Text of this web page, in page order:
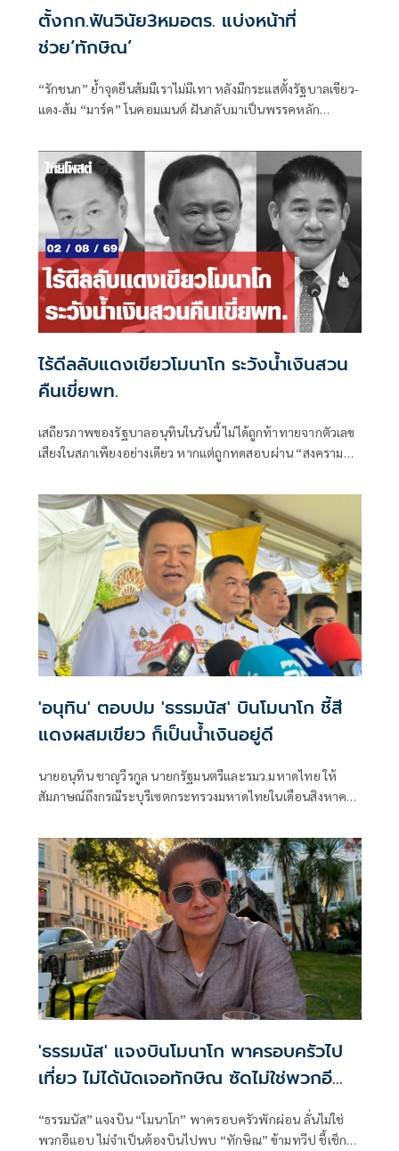
ตั้งกก.ฟันวินัย3หมอตร. แบ่งหน้าที่
ช่วย‘ทักษิณ’
“รักชนก” ย้ำจุดยืนส้มมีเราไม่มีเทา หลังมีกระแสตั้งรัฐบาลเขียว-
แดง-ส้ม “มาร์ค” โนคอมเมนต์ ฝันกลับมาเป็นพรรคหลัก
ไร้ดีลลับแดงเขียวโมนาโก ระวังน้ำเงินสวน
คืนเขี่ยพท.
เสถียรภาพของรัฐบาลอนุทินในวันนี้ ไม่ได้ถูกท้าทายจากตัวเลข
เสียงในสภาเพียงอย่างเดียว หากแต่ถูกทดสอบผ่าน “สงคราม
ข่ายอำนาจของพรรคภูมิใจไทย
'อนุทิน' ตอบปม 'ธรรมนัส' บินโมนาโก ชี้สี
แดงผสมเขียว ก็เป็นน้ำเงินอยู่ดี
นายอนุทิน ชาญวีรกูล นายกรัฐมนตรีและรมว.มหาดไทย ให้
สัมภาษณ์ถึงกรณีระบุรีเซตกระทรวงมหาดไทยในเดือนสิงหาคม
'ธรรมนัส' แจงบินโมนาโก พาครอบครัวไป
เที่ยว ไม่ได้นัดเจอทักษิณ ซัดไม่ใช่พวกอี
“ธรรมนัส” แจงบิน “โมนาโก” พาครอบครัวพักผ่อน ลั่นไม่ใช่
พวกอีแอบ ไม่จำเป็นต้องบินไปพบ “ทักษิณ” ข้ามทวีป ชี้เช็ก